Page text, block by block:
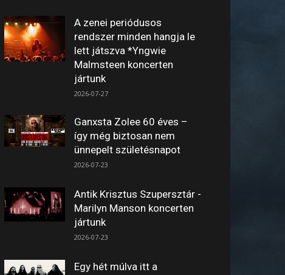
A zenei periódusos
rendszer minden hangja le
lett játszva *Yngwie
Malmsteen koncerten
jártunk
2026-07-27
Ganxsta Zolee 60 éves –
így még biztosan nem
ünnepelt születésnapot
2026-07-23
Antik Krisztus Szupersztár -
Marilyn Manson koncerten
jártunk
2026-07-23
Egy hét múlva itt a